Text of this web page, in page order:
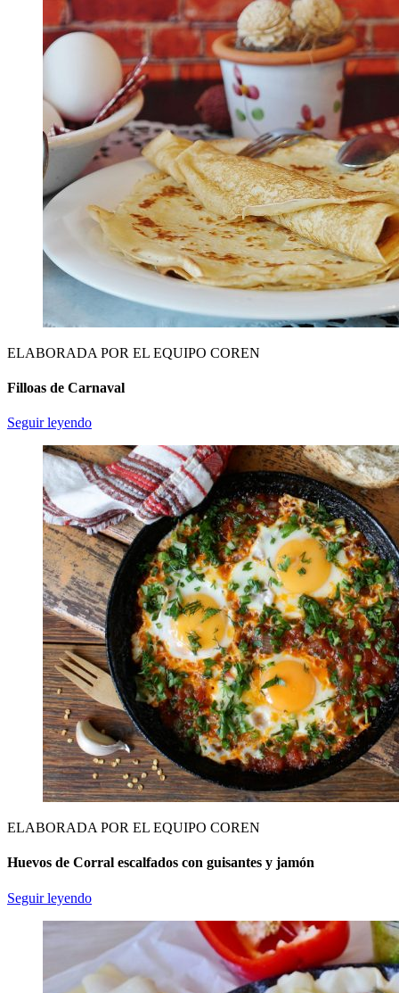
ELABORADA POR EL EQUIPO COREN
Filloas de Carnaval
Seguir leyendo
ELABORADA POR EL EQUIPO COREN
Huevos de Corral escalfados con guisantes y jamón
Seguir leyendo